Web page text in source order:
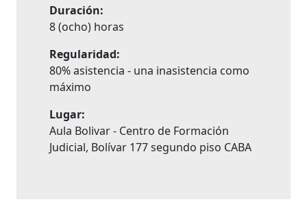
Duración:
8 (ocho) horas
Regularidad:
80% asistencia - una inasistencia como
máximo
Lugar:
Aula Bolivar - Centro de Formación
Judicial, Bolívar 177 segundo piso CABA